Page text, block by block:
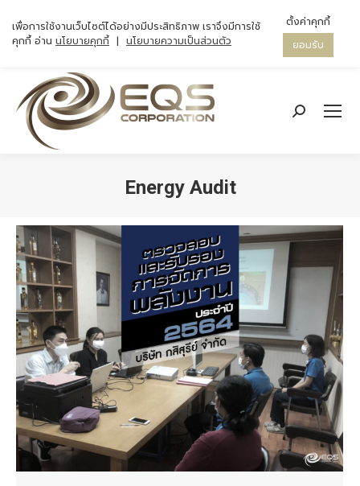
Search:
Energy Audit
เพื่อการใช้งานเว็บไซต์ได้อย่างมีประสิทธิภาพ เราจึงมีการใช้
คุกกี้ อ่าน นโยบายคุกกี้ | นโยบายความเป็นส่วนตัว
ตั้งค่าคุกกี้
ยอมรับ